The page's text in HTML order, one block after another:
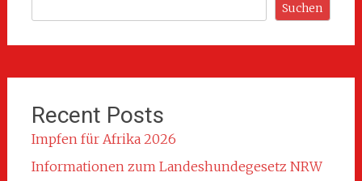
Suchen
Recent Posts
Impfen für Afrika 2026
Informationen zum Landeshundegesetz NRW